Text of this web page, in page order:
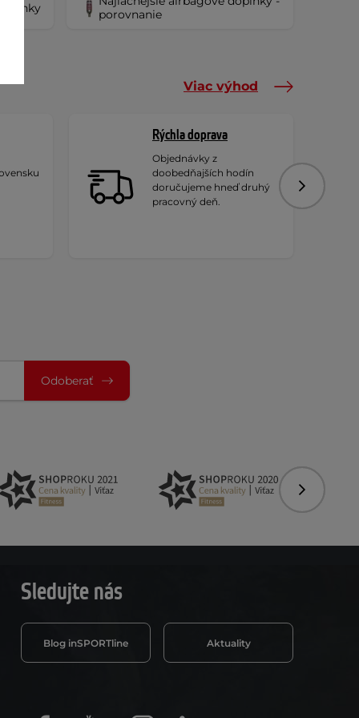
porovnanie
Viac výhod
Rýchla doprava
Objednávky z
doobedňajších hodín
doručujeme hneď druhý
pracovný deň.
Odoberať
Sledujte nás
Blog inSPORTline Aktuality